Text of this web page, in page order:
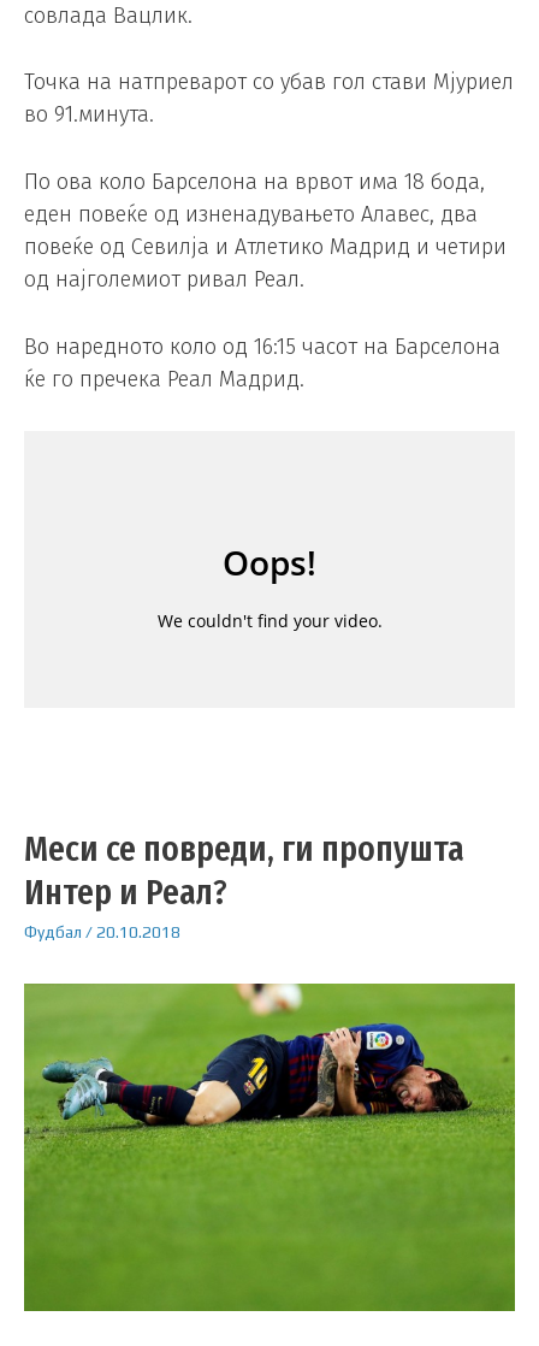
совлада Вацлик.
Точка на натпреварот со убав гол стави Мјуриел
во 91.минута.
По ова коло Барселона на врвот има 18 бода,
еден повеќе од изненадувањето Алавес, два
повеќе од Севилја и Атлетико Мадрид и четири
од најголемиот ривал Реал.
Во наредното коло од 16:15 часот на Барселона
ќе го пречека Реал Мадрид.
Меси се повреди, ги пропушта
Интер и Реал?
Фудбал /20.10.2018